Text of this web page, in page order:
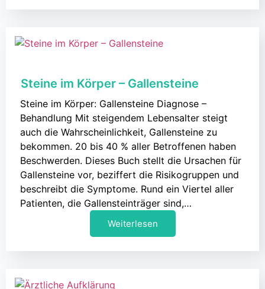
Steine im Körper – Gallensteine
Steine im Körper: Gallensteine Diagnose –
Behandlung Mit steigendem Lebensalter steigt
auch die Wahrscheinlichkeit, Gallensteine zu
bekommen. 20 bis 40 % aller Betroffenen haben
Beschwerden. Dieses Buch stellt die Ursachen für
Gallensteine vor, beziffert die Risikogruppen und
beschreibt die Symptome. Rund ein Viertel aller
Patienten, die Gallensteinträger sind,…
Weiterlesen